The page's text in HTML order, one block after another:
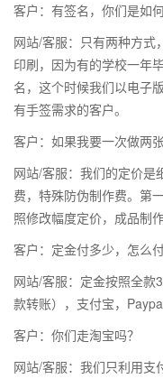
客户：有签名，你们是如
网站/客服：只有两种方式
印刷，因为有的学校一年
名，这个时候我们以电子
有手签需求的客户。
客户：如果我要一次做两
网站/客服：我们的定价是
费，特殊防伪制作费。第
照修改幅度定价，成品制
客户：定金付多少，怎么付
网站/客服：定金按照全款
款转账），支付宝，
客户：你们走淘宝吗？
网站/客服：我们只利用支